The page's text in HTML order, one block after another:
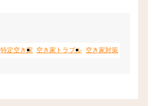
特定空き家 空き家トラブル 空き家対策